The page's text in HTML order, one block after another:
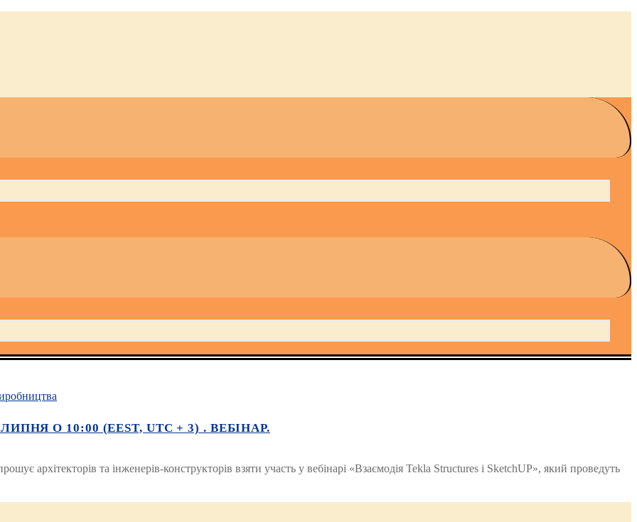
О 10:00 (EEST, UTC + 3) . ВЕБІНАР.
архітекторів та інженерів-конструкторів взяти участь у вебінарі «Взаємодія Tekla Structures і SketchUP», який проведуть